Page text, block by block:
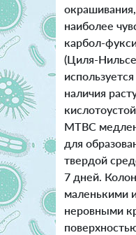
наиболее
карбол-
(Циля-
наличия
MTBC
для
твердой
7 дней.
маленькими
неровными